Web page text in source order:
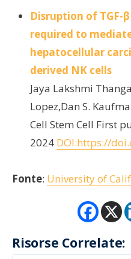
Disruption of TGF-
required to
hepatocellular
derived NK cells
Jaya Lakshmi
Lopez,Dan S.
Cell Stem Cell First
2024 DOI:https://
Fonte: University of
Risorse Correlate: